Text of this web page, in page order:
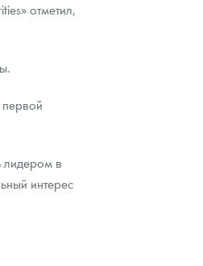
отметил,
лидером в
интерес